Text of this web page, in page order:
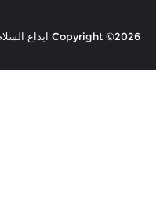
Copyright ©2026 ابداع السلام . All rights reserved.